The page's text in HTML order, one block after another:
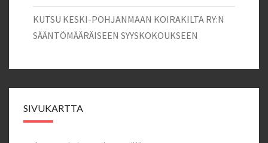
KUTSU KESKI-POHJANMAAN KOIRAKILTA RY:N
SÄÄNTÖMÄÄRÄISEEN SYYSKOKOUKSEEN
SIVUKARTTA